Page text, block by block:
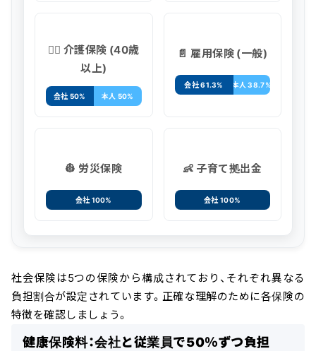
🧑‍⚕️ 介護保険 (40歳
以上)
会社 50% 本人 50%
📄 雇用保険 (一般)
会社 61.3% 本人 38.7%
👷 労災保険
会社 100%
👶 子育て拠出金
会社 100%
社会保険は5つの保険から構成されており、それぞれ異なる
負担割合が設定されています。正確な理解のために各保険の
特徴を確認しましょう。
健康保険料：会社と従業員で50％ずつ負担